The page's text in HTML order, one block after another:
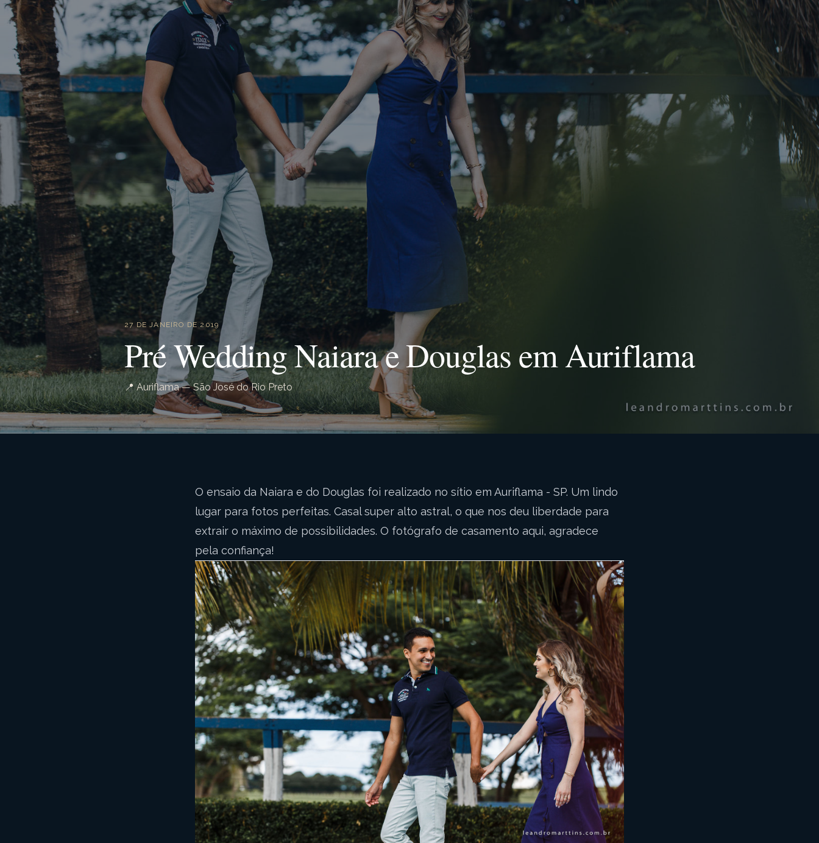
27 DE JANEIRO DE 2019
Pré Wedding Naiara e Douglas em Auriflama
📍 Auriflama — São José do Rio Preto
O ensaio da Naiara e do Douglas foi realizado no sítio em Auriflama - SP. Um lindo
lugar para fotos perfeitas. Casal super alto astral, o que nos deu liberdade para
extrair o máximo de possibilidades. O fotógrafo de casamento aqui, agradece
pela confiança!